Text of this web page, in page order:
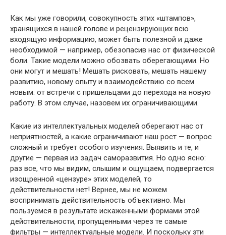
Как мы уже говорили, совокупность этих «штампов»,
хранящихся в нашей голове и рецензирующих всю
входящую информацию, может быть полезной и даже
необходимой — например, обезопасив нас от физической
боли. Такие модели можно обозвать оберегающими. Но
они могут и мешать! Мешать рисковать, мешать нашему
развитию, новому опыту и взаимодействию со всем
новым: от встречи с пришельцами до перехода на новую
работу. В этом случае, назовем их ограничивающими.
Какие из интеллектуальных моделей оберегают нас от
неприятностей, а какие ограничивают наш рост — вопрос
сложный и требует особого изучения. Выявить и те, и
другие — первая из задач саморазвития. Но одно ясно:
раз все, что мы видим, слышим и ощущаем, подвергается
изощренной «цензуре» этих моделей, то
действительности нет! Вернее, мы не можем
воспринимать действительность объективно. Мы
пользуемся в результате искаженными формами этой
действительности, пропущенными через те самые
фильтры — интеллектуальные модели. И поскольку эти